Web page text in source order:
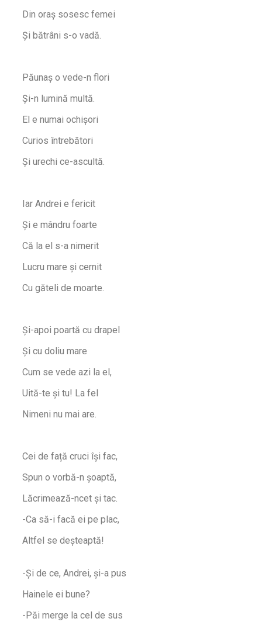
Din oraș sosesc femei
Și bătrâni s-o vadă.
Păunaș o vede-n flori
Și-n lumină multă.
El e numai ochișori
Curios întrebători
Și urechi ce-ascultă.
Iar Andrei e fericit
Și e mândru foarte
Că la el s-a nimerit
Lucru mare și cernit
Cu găteli de moarte.
Și-apoi poartă cu drapel
Și cu doliu mare
Cum se vede azi la el,
Uită-te și tu! La fel
Nimeni nu mai are.
Cei de față cruci își fac,
Spun o vorbă-n șoaptă,
Lăcrimează-ncet și tac.
-Ca să-i facă ei pe plac,
Altfel se deșteaptă!
-Și de ce, Andrei, și-a pus
Hainele ei bune?
-Păi merge la cel de sus